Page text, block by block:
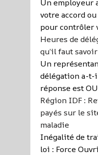
Un employeur
votre accord
pour contrôler
Heures de
qu’il faut
Un
délégation a-t-
réponse est
Région IDF :
payés sur le
maladie
Inégalité de
loi : Force